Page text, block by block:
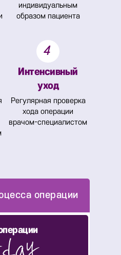
индивидуальным
образом пациента
4
Интенсивный
уход
Регулярная проверка
хода операции
врачом-специалистом